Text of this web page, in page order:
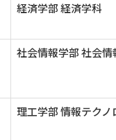
経済学部 経済学科
社会情報学部 社会情
理工学部 情報テクノ